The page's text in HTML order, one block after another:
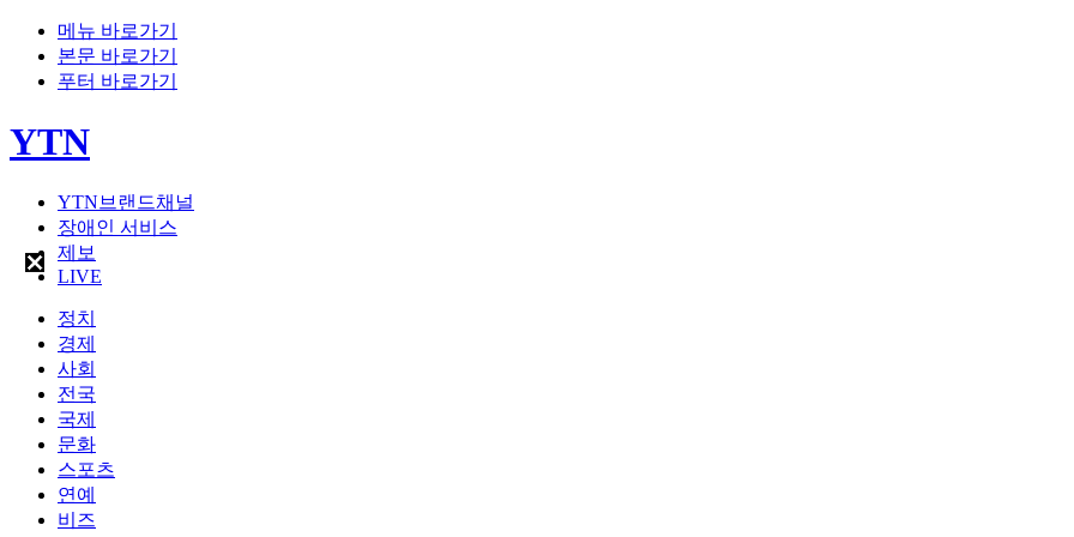
메뉴 바로가기
본문 바로가기
푸터 바로가기
YTN
YTN브랜드채널
장애인 서비스
제보
LIVE
정치
경제
사회
전국
국제
문화
스포츠
연예
비즈